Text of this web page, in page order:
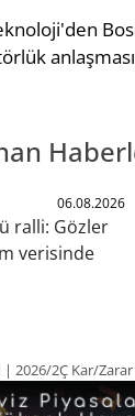
anlaşması
06.08.2026
ralli: Gözler
verisinde
2026/2Ç Kar/Zarar